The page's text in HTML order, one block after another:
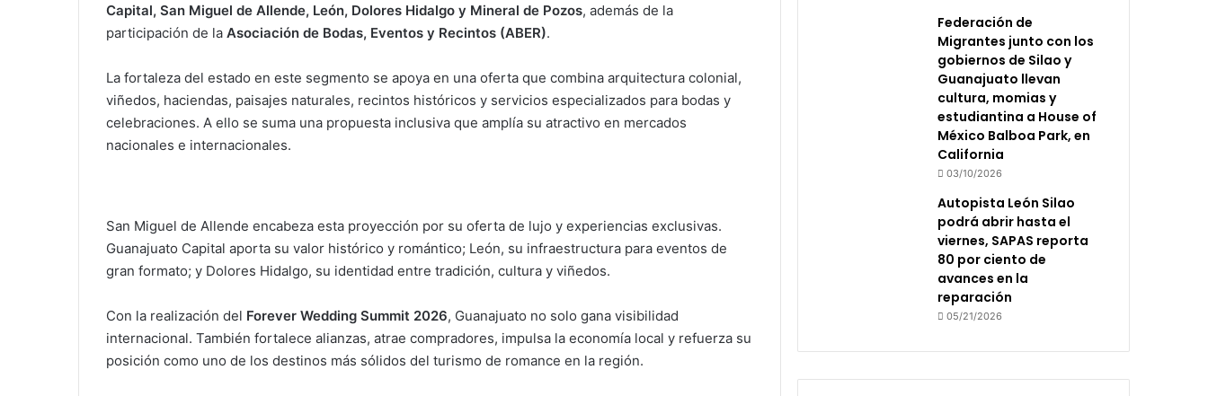
Capital, San Miguel de Allende, León, Dolores Hidalgo y Mineral de Pozos, además de la
participación de la Asociación de Bodas, Eventos y Recintos (ABER).
La fortaleza del estado en este segmento se apoya en una oferta que combina arquitectura colonial,
viñedos, haciendas, paisajes naturales, recintos históricos y servicios especializados para bodas y
celebraciones. A ello se suma una propuesta inclusiva que amplía su atractivo en mercados
nacionales e internacionales.
San Miguel de Allende encabeza esta proyección por su oferta de lujo y experiencias exclusivas.
Guanajuato Capital aporta su valor histórico y romántico; León, su infraestructura para eventos de
gran formato; y Dolores Hidalgo, su identidad entre tradición, cultura y viñedos.
Con la realización del Forever Wedding Summit 2026, Guanajuato no solo gana visibilidad
internacional. También fortalece alianzas, atrae compradores, impulsa la economía local y refuerza su
posición como uno de los destinos más sólidos del turismo de romance en la región.
Federación de
Migrantes junto con los
gobiernos de Silao y
Guanajuato llevan
cultura, momias y
estudiantina a House of
México Balboa Park, en
California
03/10/2026
Autopista León Silao
podrá abrir hasta el
viernes, SAPAS reporta
80 por ciento de
avances en la
reparación
05/21/2026